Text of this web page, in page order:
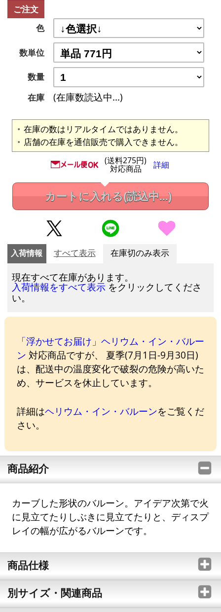
ご注文
色
数単位
数量
在庫
(在庫数読込中...)
在庫の数はリアルタイムではありません。
店舗の在庫を通信販売で購入できません。
(送料275円)
対応商品 詳細
カートに入れる(読込中...)
入荷情報 すべて表示 在庫切のみ表示
現在すべて在庫があります。
入荷情報をすべて表示 をクリックしてくださ
い。
「浮かせてお届け」ヘリウム・イン・バルー
ン 対応商品ですが、 夏季(7月1日-9月30日)
は、配送中の温度変化で破裂の危険が高いた
め、サービスを休止しています。
詳細はヘリウム・イン・バルーンをご覧くだ
さい。
商品紹介
カーブした形状のバルーン。アイデア次第で火
に見立てたりしぶきに見立てたりと、ディスプ
レイの幅が広がるバルーンです。
商品仕様
別サイズ・関連商品